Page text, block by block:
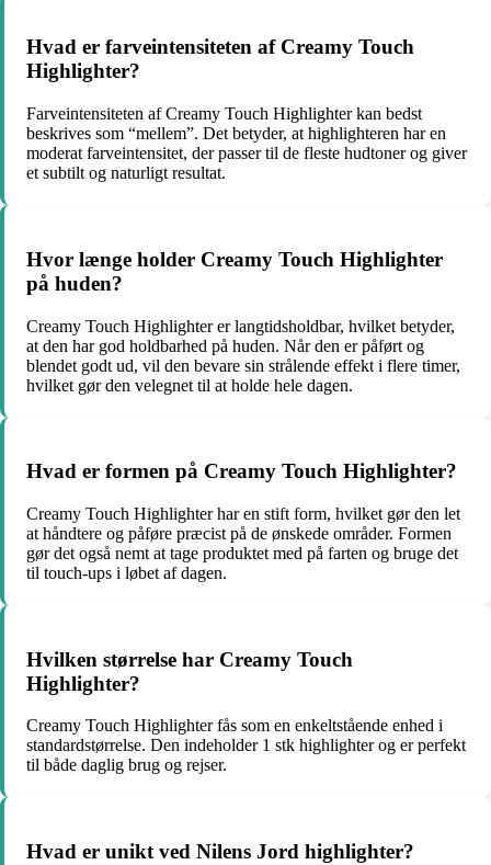
Hvad er farveintensiteten af Creamy Touch
Highlighter?
Farveintensiteten af Creamy Touch Highlighter kan bedst
beskrives som “mellem”. Det betyder, at highlighteren har en
moderat farveintensitet, der passer til de fleste hudtoner og giver
et subtilt og naturligt resultat.
Hvor længe holder Creamy Touch Highlighter
på huden?
Creamy Touch Highlighter er langtidsholdbar, hvilket betyder,
at den har god holdbarhed på huden. Når den er påført og
blendet godt ud, vil den bevare sin strålende effekt i flere timer,
hvilket gør den velegnet til at holde hele dagen.
Hvad er formen på Creamy Touch Highlighter?
Creamy Touch Highlighter har en stift form, hvilket gør den let
at håndtere og påføre præcist på de ønskede områder. Formen
gør det også nemt at tage produktet med på farten og bruge det
til touch-ups i løbet af dagen.
Hvilken størrelse har Creamy Touch
Highlighter?
Creamy Touch Highlighter fås som en enkeltstående enhed i
standardstørrelse. Den indeholder 1 stk highlighter og er perfekt
til både daglig brug og rejser.
Hvad er unikt ved Nilens Jord highlighter?